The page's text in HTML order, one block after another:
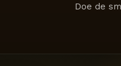
Doe de